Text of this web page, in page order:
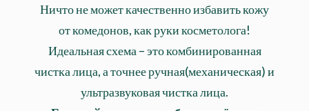
Ничто не может качественно избавить кожу
от комедонов, как руки косметолога!
Идеальная схема – это комбинированная
чистка лица, а точнее ручная(механическая) и
ультразвуковая чистка лица.